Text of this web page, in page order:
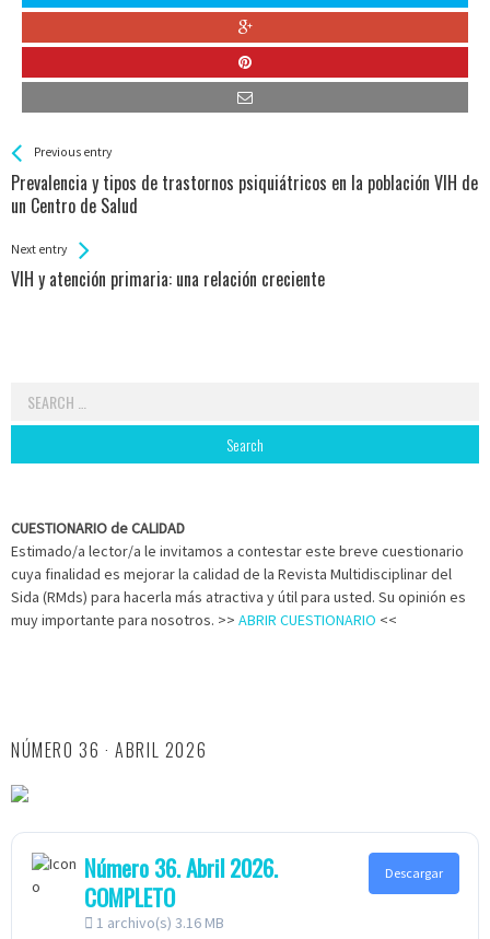
See more
Previous entry
Prevalencia y tipos de trastornos psiquiátricos en la población VIH de
un Centro de Salud
Back
All
Entries
Next entry
VIH y atención primaria: una relación creciente
Search
CUESTIONARIO de CALIDAD
Estimado/a lector/a le invitamos a contestar este breve cuestionario
cuya finalidad es mejorar la calidad de la Revista Multidisciplinar del
Sida (RMds) para hacerla más atractiva y útil para usted. Su opinión es
muy importante para nosotros. >> ABRIR CUESTIONARIO <<
NÚMERO 36 · ABRIL 2026
Número 36. Abril 2026.
COMPLETO
1 archivo(s) 3.16 MB
Descargar